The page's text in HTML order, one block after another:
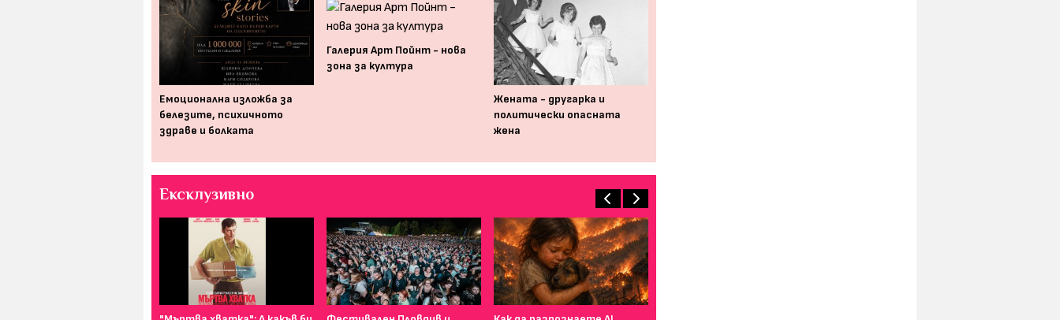
Емоционална изложба за
белезите, психичното
здраве и болката
Галерия Арт Пойнт - нова
зона за култура
Жената - другарка и
политически опасната
жена
Ексклузивно